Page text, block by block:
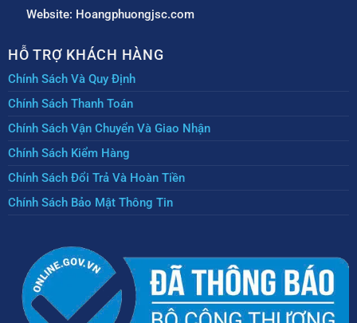
Website: Hoangphuongjsc.com
HỖ TRỢ KHÁCH HÀNG
Chính Sách Và Quy Định
Chính Sách Thanh Toán
Chính Sách Vận Chuyển Và Giao Nhận
Chính Sách Kiểm Hàng
Chính Sách Đổi Trả Và Hoàn Tiền
Chính Sách Bảo Mật Thông Tin